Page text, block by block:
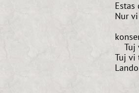
Nur
Tuj
Tuj vi